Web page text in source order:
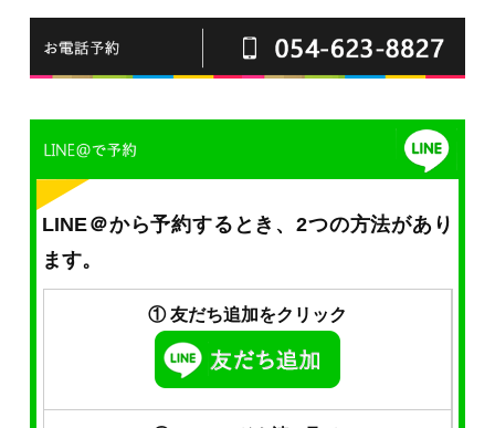
LINE＠から予約するとき、2つの方法があり
ます。
① 友だち追加をクリック